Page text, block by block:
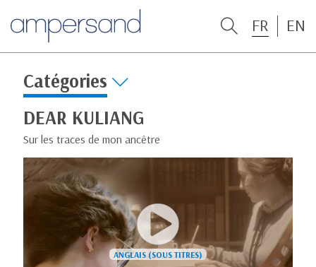
FR EN
Catégories
DEAR KULIANG
Sur les traces de mon ancêtre